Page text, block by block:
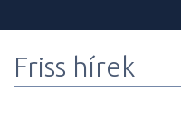
Friss hírek